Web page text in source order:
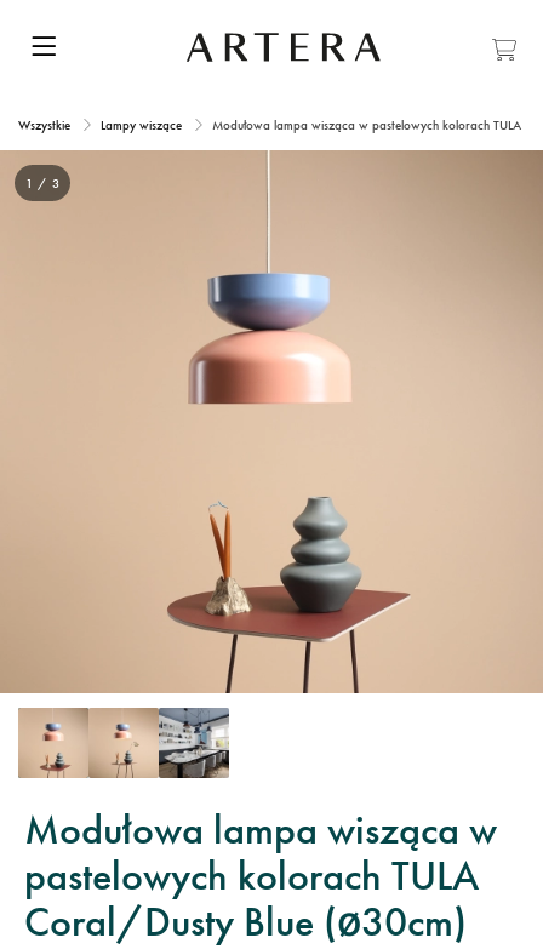
Wszystkie Lampy wiszące Modułowa lampa wisząca w pastelowych kolorach TULA
1 / 3
Modułowa lampa wisząca w
pastelowych kolorach TULA
Coral/Dusty Blue (ø30cm)